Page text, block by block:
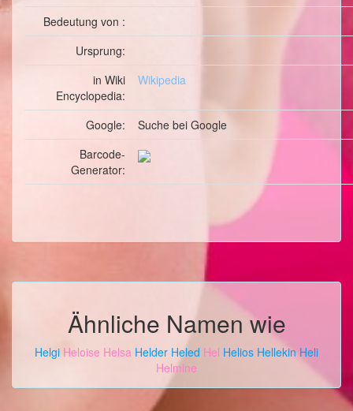
Bedeutung von :
Ursprung:
in Wiki
Encyclopedia:
Wikipedia
Google: Suche bei Google
Barcode-
Generator:
Ähnliche Namen wie
Helgi Heloise Helsa Helder Heled Hel Helios Hellekin Heli
Helmine